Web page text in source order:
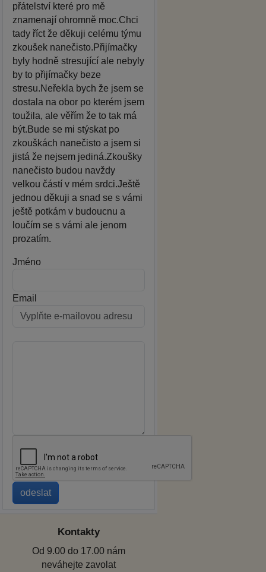
přátelství které pro mě
znamenají ohromně moc.Chci
tady říct že děkuji celému týmu
zkoušek nanečisto.Přijímačky
byly hodně stresující ale nebyly
by to přijímačky beze
stresu.Neřekla bych že jsem se
dostala na obor po kterém jsem
toužila, ale věřím že to tak má
být.Bude se mi stýskat po
zkouškách nanečisto a jsem si
jistá že nejsem jediná.Zkoušky
nanečisto budou navždy
velkou částí v mém srdci.Ještě
jednou děkuji a snad se s vámi
ještě potkám v budoucnu a
loučím se s vámi ale jenom
prozatím.
Jméno
Email
Kontakty
Od 9.00 do 17.00 nám
neváhejte zavolat